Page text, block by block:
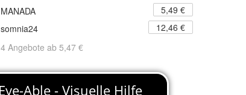
MANADA
5,49 €
somnia24
12,46 €
4 Angebote ab 5,47 €